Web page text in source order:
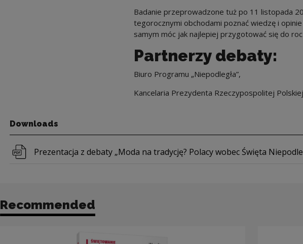
Badanie przeprowadzone tuż po 11 listopada
tegorocznymi obchodami poznać wiedzę i
samym móc jak najlepiej przygotować się do
Partnerzy debaty:
Biuro Programu „Niepodległa”,
Kancelaria Prezydenta Rzeczypospolitej Polskiej
Downloads
Download file
Prezentacja z debaty „Moda na tradycję? Polacy wobec Święta
Recommended